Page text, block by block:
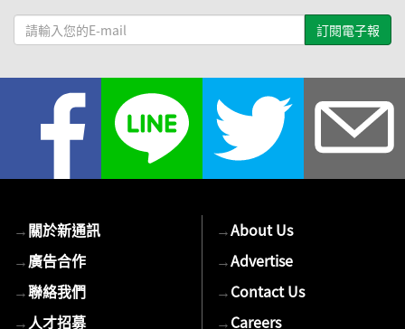
請
輸
→關於新通訊
→廣告合作
→聯絡我們
→人才招募
→About Us
→Advertise
→Contact Us
→Careers